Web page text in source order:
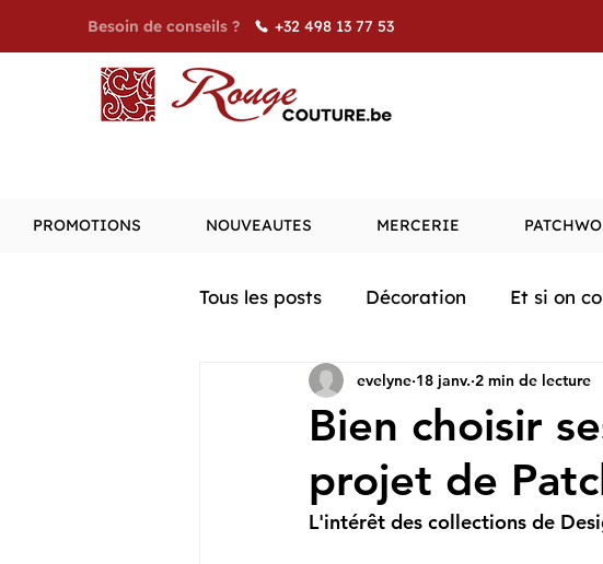
Besoin de conseils ? +32 498 13 77 53
PROMOTIONS NOUVEAUTES MERCERIE
Tous les posts Décoration Et si on
Bien choisir
projet de
evelyne 18 janv. 2 min de lecture
L'intérêt des collections de